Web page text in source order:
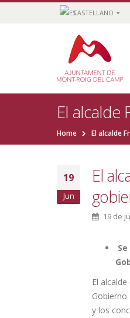
CASTELLANO
El alcalde
Home El alcalde
19
Jun
El
19 de
El
Gobierno
y los